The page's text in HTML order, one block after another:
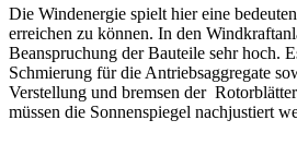
Die Windenergie spielt hier eine
erreichen zu können. In den
Beanspruchung der Bauteile sehr hoch.
Schmierung für die Antriebsaggregate
Verstellung und bremsen der
müssen die Sonnenspiegel nachjustiert